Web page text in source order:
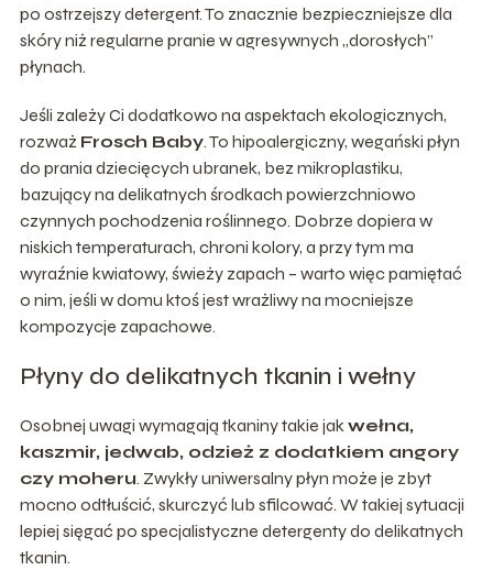
po ostrzejszy detergent. To znacznie bezpieczniejsze dla
skóry niż regularne pranie w agresywnych „dorosłych”
płynach.
Jeśli zależy Ci dodatkowo na aspektach ekologicznych,
rozważ Frosch Baby. To hipoalergiczny, wegański płyn
do prania dziecięcych ubranek, bez mikroplastiku,
bazujący na delikatnych środkach powierzchniowo
czynnych pochodzenia roślinnego. Dobrze dopiera w
niskich temperaturach, chroni kolory, a przy tym ma
wyraźnie kwiatowy, świeży zapach – warto więc pamiętać
o nim, jeśli w domu ktoś jest wrażliwy na mocniejsze
kompozycje zapachowe.
Płyny do delikatnych tkanin i wełny
Osobnej uwagi wymagają tkaniny takie jakwełna,
kaszmir, jedwab, odzież z dodatkiem angory
czy moheru. Zwykły uniwersalny płyn może je zbyt
mocno odtłuścić, skurczyć lub sfilcować. W takiej sytuacji
lepiej sięgać po specjalistyczne detergenty do delikatnych
tkanin.